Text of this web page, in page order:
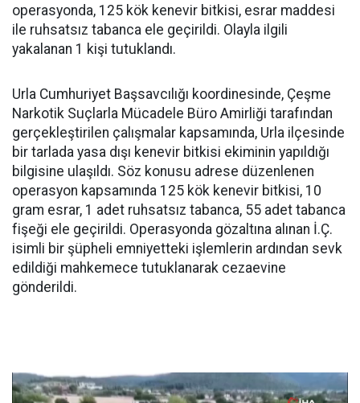
operasyonda, 125 kök kenevir bitkisi, esrar maddesi
ile ruhsatsız tabanca ele geçirildi. Olayla ilgili
yakalanan 1 kişi tutuklandı.
Urla Cumhuriyet Başsavcılığı koordinesinde, Çeşme
Narkotik Suçlarla Mücadele Büro Amirliği tarafından
gerçekleştirilen çalışmalar kapsamında, Urla ilçesinde
bir tarlada yasa dışı kenevir bitkisi ekiminin yapıldığı
bilgisine ulaşıldı. Söz konusu adrese düzenlenen
operasyon kapsamında 125 kök kenevir bitkisi, 10
gram esrar, 1 adet ruhsatsız tabanca, 55 adet tabanca
fişeği ele geçirildi. Operasyonda gözaltına alınan İ.Ç.
isimli bir şüpheli emniyetteki işlemlerin ardından sevk
edildiği mahkemece tutuklanarak cezaevine
gönderildi.